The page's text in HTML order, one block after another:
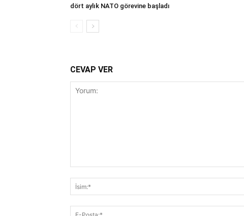
dört aylık NATO görevine başladı
CEVAP VER